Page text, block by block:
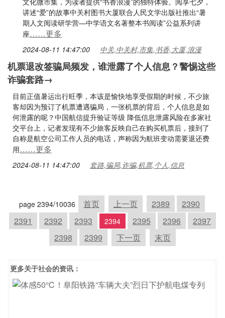
讲述“爱”的故事中关村图书大厦联合人民文学出版社推出“暑
期人文阅读研学营—中学语文名著整本书阅读”公益系列讲
座……更多
2024-08-11 14:47:00 中关,中关村,市集,书香,大厦,浪漫
机票退改签骗局频发，谁泄露了个人信息？警惕这些
诈骗套路→
目前正值暑运出行旺季，本该是愉快地享受假期的时候，不少旅
客却因为预订了机票遭遇骗局，一张机票的背后，个人信息是如
何泄露的呢？中国航信提升验证等级 降低信息泄露风险在多家社
交平台上，记者发现有不少旅客反映自己在购买机票后，接到了
自称是航空公司工作人员的电话，声称因为航班变动需要退还费
用……更多
2024-08-11 14:47:00 套路,骗局,诈骗,机票,个人,信息
page 2394/10036 首页 上一页 2389
2390
2391
2392 2393 2394 2395 2396
2397
2398
2399 下一页 末页
更多关于社会的资讯：